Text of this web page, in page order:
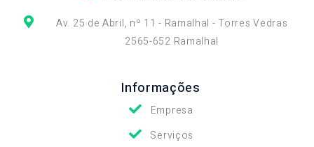
Av. 25 de Abril, nº 11 - Ramalhal - Torres Vedras
2565-652 Ramalhal
Informações
Empresa
Serviços